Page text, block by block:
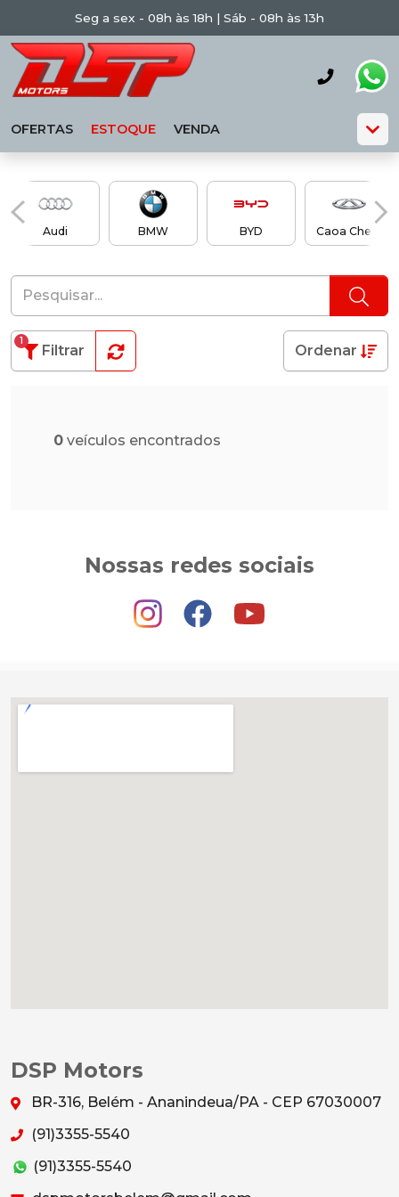
Seg a sex - 08h às 18h | Sáb - 08h às 13h
OFERTAS ESTOQUE VENDA
Audi BMW BYD Caoa Chery
Filtrar
1
Ordenar
0 veículos encontrados
Nossas redes sociais
DSP Motors
BR-316, Belém - Ananindeua/PA - CEP 67030007
(91)3355-5540
(91)3355-5540